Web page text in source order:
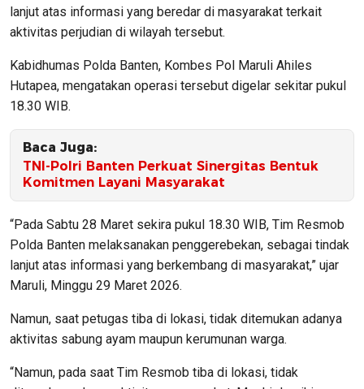
lanjut atas informasi yang beredar di masyarakat terkait
aktivitas perjudian di wilayah tersebut.
Kabidhumas Polda Banten, Kombes Pol Maruli Ahiles
Hutapea, mengatakan operasi tersebut digelar sekitar pukul
18.30 WIB.
Baca Juga:
TNI-Polri Banten Perkuat Sinergitas Bentuk
Komitmen Layani Masyarakat
“Pada Sabtu 28 Maret sekira pukul 18.30 WIB, Tim Resmob
Polda Banten melaksanakan penggerebekan, sebagai tindak
lanjut atas informasi yang berkembang di masyarakat,” ujar
Maruli, Minggu 29 Maret 2026.
Namun, saat petugas tiba di lokasi, tidak ditemukan adanya
aktivitas sabung ayam maupun kerumunan warga.
“Namun, pada saat Tim Resmob tiba di lokasi, tidak